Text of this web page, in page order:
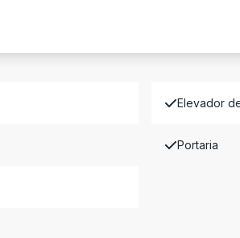
Elevador
Portaria